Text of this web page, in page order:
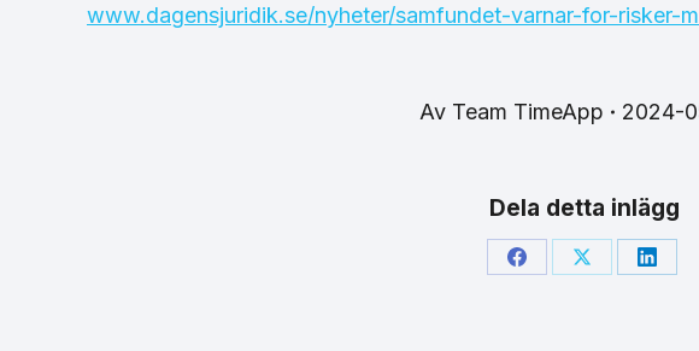
www.dagensjuridik.se/nyheter/samfundet-varnar-for-risker-
Av Team TimeApp 2024-
Dela detta inlägg
Share Share Share